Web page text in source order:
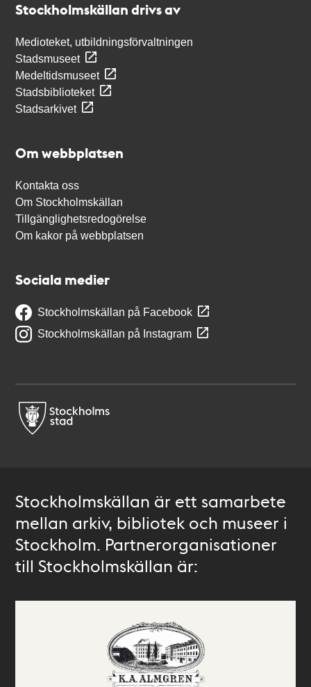
Stockholmskällan drivs av
Medioteket, utbildningsförvaltningen
Stadsmuseet
Medeltidsmuseet
Stadsbiblioteket
Stadsarkivet
Om webbplatsen
Kontakta oss
Om Stockholmskällan
Tillgänglighetsredogörelse
Om kakor på webbplatsen
Sociala medier
Stockholmskällan på Facebook
Stockholmskällan på Instagram
Stockholmskällan är ett samarbete
mellan arkiv, bibliotek och museer i
Stockholm. Partnerorganisationer
till Stockholmskällan är: